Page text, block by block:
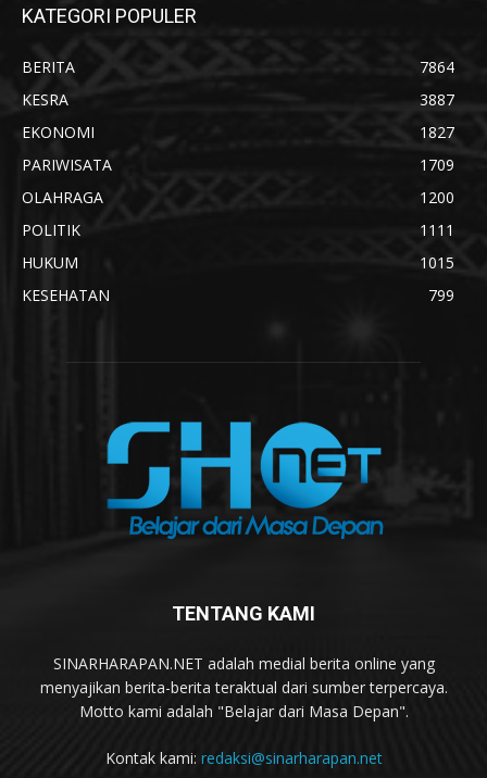
KATEGORI POPULER
BERITA
7864
KESRA
3887
EKONOMI
1827
PARIWISATA
1709
OLAHRAGA
1200
POLITIK
1111
HUKUM
1015
KESEHATAN
799
TENTANG KAMI
SINARHARAPAN.NET adalah medial berita online yang
menyajikan berita-berita teraktual dari sumber terpercaya.
Motto kami adalah "Belajar dari Masa Depan".
Kontak kami: redaksi@sinarharapan.net